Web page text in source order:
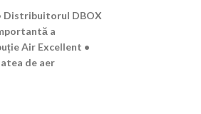
Distribuitorul DBOX
a
Air Excellent •
de aer